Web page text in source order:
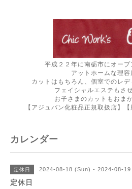
平成２２年に南砺市にオー
アットホームな理容
カットはもちろん、個室でのレ
フェイシャルエステもさ
お子さまのカットもおま
【アジュバン化粧品正規取扱店】
カレンダー
定休日 2024-08-18 (Sun) - 2024-08-19
定休日